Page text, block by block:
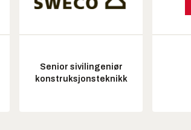
Senior sivilingeniør
konstruksjonsteknikk